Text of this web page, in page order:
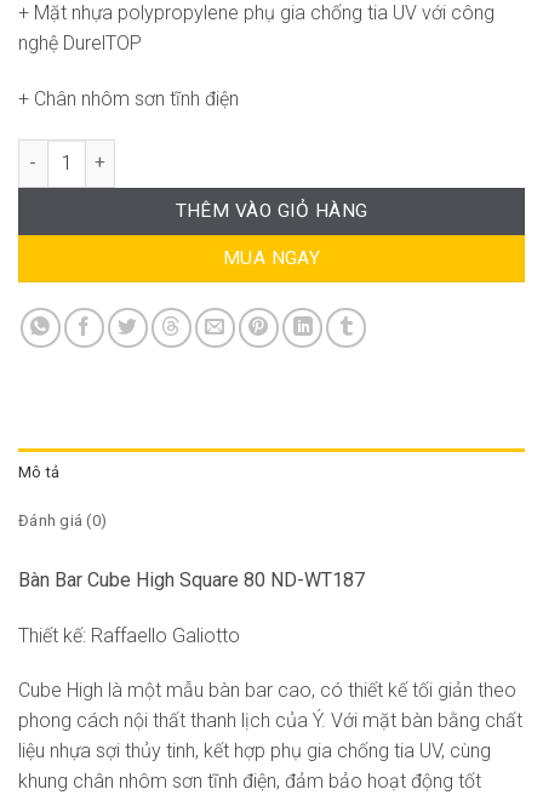
+ Mặt nhựa polypropylene phụ gia chống tia UV với công
nghệ DurelTOP
+ Chân nhôm sơn tĩnh điện
Bàn Bar Cube High Square 80 ND-WT187 số lượng
THÊM VÀO GIỎ HÀNG
MUA NGAY
Mô tả
Đánh giá (0)
Bàn Bar Cube High Square 80 ND-WT187
Thiết kế: Raffaello Galiotto
Cube High là một mẫu bàn bar cao, có thiết kế tối giản theo
phong cách nội thất thanh lịch của Ý. Với mặt bàn bằng chất
liệu nhựa sợi thủy tinh, kết hợp phụ gia chống tia UV, cùng
khung chân nhôm sơn tĩnh điện, đảm bảo hoạt động tốt